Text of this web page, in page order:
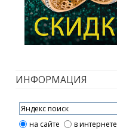
ИНФОРМАЦИЯ
на сайте в интернете